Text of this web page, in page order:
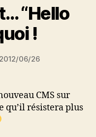
“Hello
!
2012/06/26
CMS sur
qu’il résistera plus